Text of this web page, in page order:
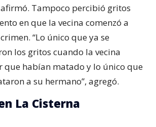
Tampoco percibió gritos
en que la vecina comenzó a
“Lo único que ya se
los gritos cuando la vecina
que habían matado y lo único que
a su hermano”, agregó.
La Cisterna